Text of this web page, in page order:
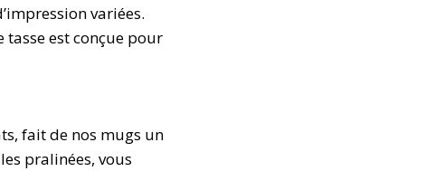
variées.
est conçue pour
fait de nos mugs un
pralinées, vous